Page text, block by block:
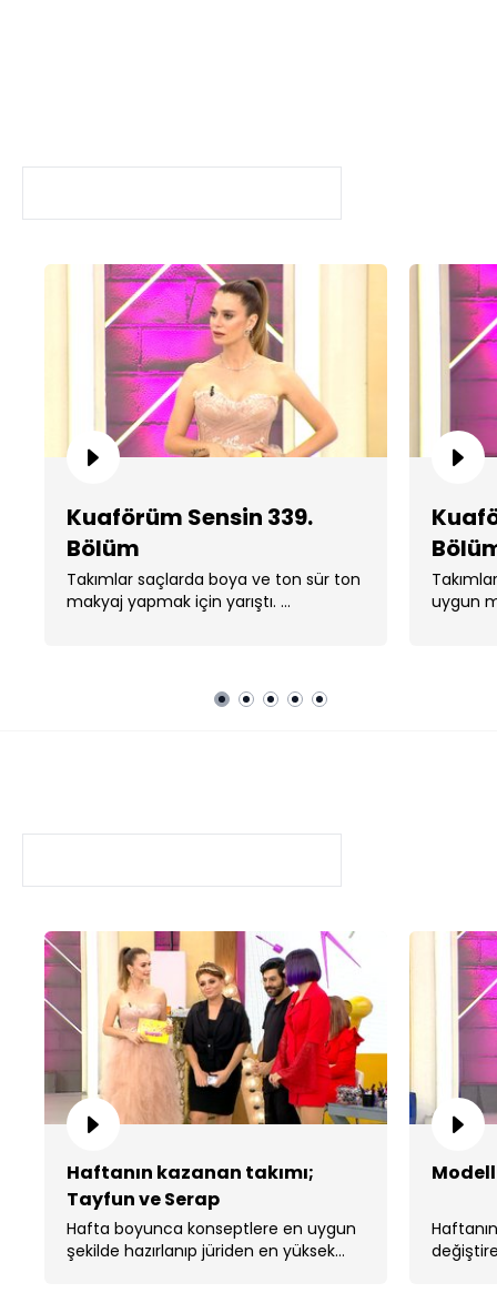
Kuaförüm Sensin 339.
Bölüm
Takımlar saçlarda boya ve ton sür ton
makyaj yapmak için yarıştı. ...
uygun
Haftanın kazanan takımı;
Tayfun ve Serap
Hafta boyunca konseptlere en uygun
şekilde hazırlanıp jüriden en yüksek